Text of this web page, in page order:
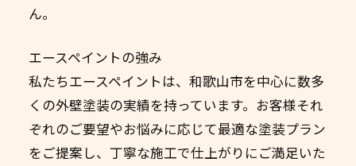
ん。
エースペイントの強み
私たちエースペイントは、和歌山市を中心に数多
くの外壁塗装の実績を持っています。お客様それ
ぞれのご要望やお悩みに応じて最適な塗装プラン
をご提案し、丁寧な施工で仕上がりにご満足いた